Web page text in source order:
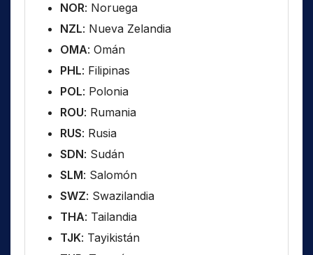
NOR: Noruega
NZL: Nueva Zelandia
OMA: Omán
PHL: Filipinas
POL: Polonia
ROU: Rumania
RUS: Rusia
SDN: Sudán
SLM: Salomón
SWZ: Swazilandia
THA: Tailandia
TJK: Tayikistán